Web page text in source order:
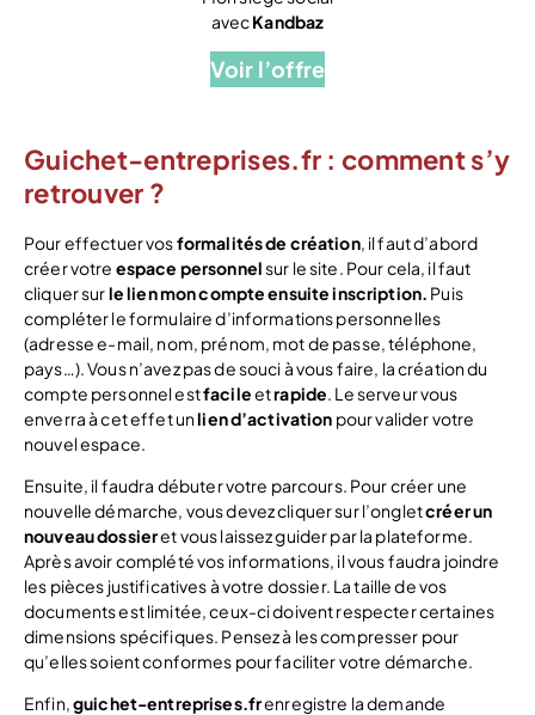
avecKandbaz
Voir l’offre
Guichet-entreprises.fr : comment s’y
retrouver ?
Pour effectuer vosformalités de création, il faut d’abord
créer votre espace personnelsur le site. Pour cela, il faut
cliquer surle lien mon compte ensuite inscription. Puis
compléter le formulaire d’informations personnelles
(adresse e-mail, nom, prénom, mot de passe, téléphone,
pays…). Vous n’avez pas de souci à vous faire, la création du
compte personnel estfacileetrapide. Le serveur vous
enverra à cet effet unlien d’activation pour valider votre
nouvel espace.
Ensuite, il faudra débuter votre parcours. Pour créer une
nouvelle démarche, vous devez cliquer sur l’ongletcréer un
nouveau dossieret vous laissez guider par la plateforme.
Après avoir complété vos informations, il vous faudra joindre
les pièces justificatives à votre dossier. La taille de vos
documents est limitée, ceux-ci doivent respecter certaines
dimensions spécifiques. Pensez à les compresser pour
qu’elles soient conformes pour faciliter votre démarche.
Enfin,guichet-entreprises.frenregistre la demande